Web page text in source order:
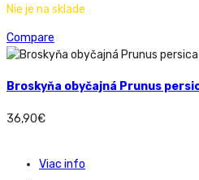
Nie je na sklade
Compare
Broskyňa obyčajná Prunus
36,90€
Viac info